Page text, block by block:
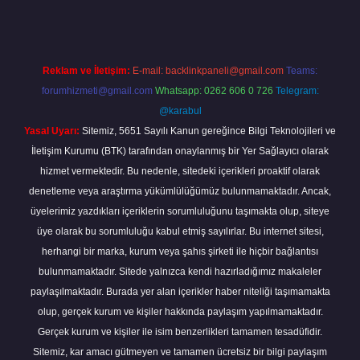
Reklam ve İletişim: E-mail: backlinkpaneli@gmail.com Teams:
forumhizmeti@gmail.com Whatsapp: 0262 606 0 726 Telegram:
@karabul
Yasal Uyarı: Sitemiz, 5651 Sayılı Kanun gereğince Bilgi Teknolojileri ve
İletişim Kurumu (BTK) tarafından onaylanmış bir Yer Sağlayıcı olarak
hizmet vermektedir. Bu nedenle, sitedeki içerikleri proaktif olarak
denetleme veya araştırma yükümlülüğümüz bulunmamaktadır. Ancak,
üyelerimiz yazdıkları içeriklerin sorumluluğunu taşımakta olup, siteye
üye olarak bu sorumluluğu kabul etmiş sayılırlar. Bu internet sitesi,
herhangi bir marka, kurum veya şahıs şirketi ile hiçbir bağlantısı
bulunmamaktadır. Sitede yalnızca kendi hazırladığımız makaleler
paylaşılmaktadır. Burada yer alan içerikler haber niteliği taşımamakta
olup, gerçek kurum ve kişiler hakkında paylaşım yapılmamaktadır.
Gerçek kurum ve kişiler ile isim benzerlikleri tamamen tesadüfidir.
Sitemiz, kar amacı gütmeyen ve tamamen ücretsiz bir bilgi paylaşım